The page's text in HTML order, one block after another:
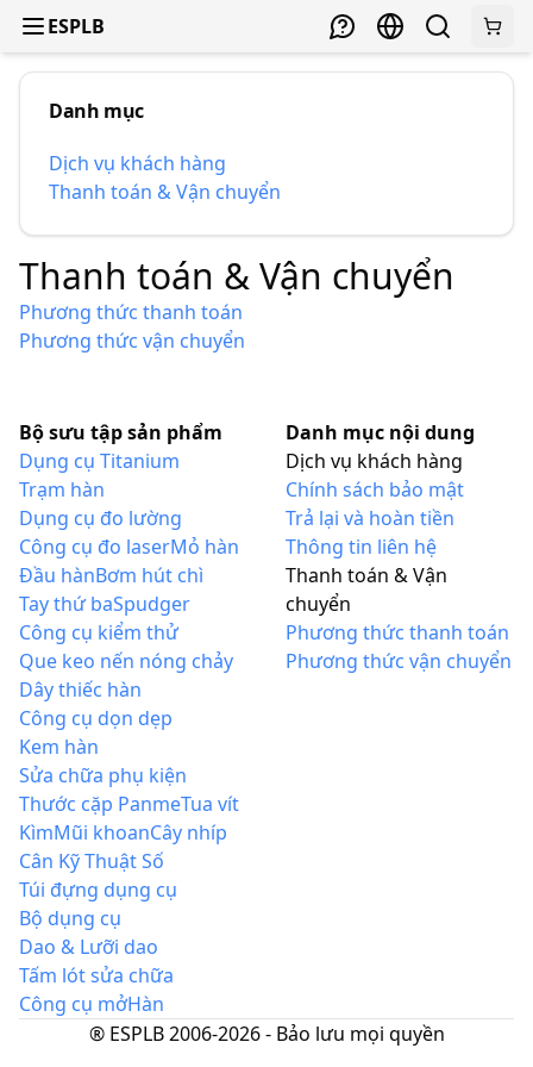
ESPLB
Danh mục
Dịch vụ khách hàng
Thanh toán & Vận chuyển
Thanh toán & Vận chuyển
Phương thức thanh toán
Phương thức vận chuyển
Bộ sưu tập sản phẩm
Dụng cụ Titanium
Trạm hàn
Dụng cụ đo lường
Công cụ đo laserMỏ hàn
Đầu hànBơm hút chì
Tay thứ baSpudger
Công cụ kiểm thử
Que keo nến nóng chảy
Dây thiếc hàn
Công cụ dọn dẹp
Kem hàn
Sửa chữa phụ kiện
Thước cặp PanmeTua vít
KìmMũi khoanCây nhíp
Cân Kỹ Thuật Số
Túi đựng dụng cụ
Bộ dụng cụ
Dao & Lưỡi dao
Tấm lót sửa chữa
Công cụ mởHàn
Danh mục nội dung
Dịch vụ khách hàng
Chính sách bảo mật
Trả lại và hoàn tiền
Thông tin liên hệ
Thanh toán & Vận
chuyển
Phương thức thanh toán
Phương thức vận chuyển
® ESPLB 2006-2026- Bảo lưu mọi quyền